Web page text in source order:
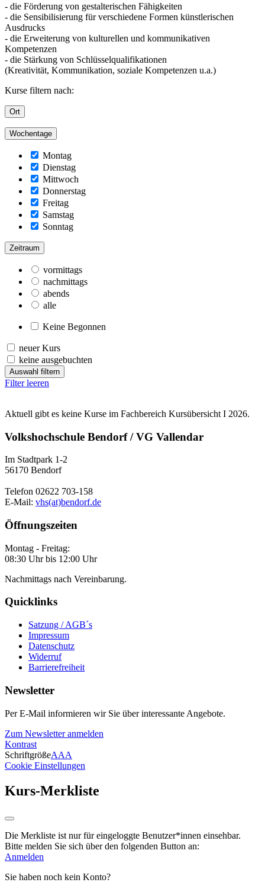
- die Förderung von gestalterischen Fähigkeiten
- die Sensibilisierung für verschiedene Formen künstlerischen
Ausdrucks
- die Erweiterung von kulturellen und kommunikativen
Kompetenzen
- die Stärkung von Schlüsselqualifikationen
(Kreativität, Kommunikation, soziale Kompetenzen u.a.)
Kurse filtern nach:
Ort
Wochentage
Montag
Dienstag
Mittwoch
Donnerstag
Freitag
Samstag
Sonntag
Zeitraum
vormittags
nachmittags
abends
alle
Keine Begonnen
neuer Kurs
keine ausgebuchten
Auswahl filtern
Filter leeren
Aktuell gibt es keine Kurse im Fachbereich Kursübersicht I 2026.
Volkshochschule Bendorf / VG Vallendar
Im Stadtpark 1-2
56170 Bendorf
Telefon 02622 703-158
E-Mail: vhs(at)bendorf.de
Öffnungszeiten
Montag - Freitag:
08:30 Uhr bis 12:00 Uhr
Nachmittags nach Vereinbarung.
Quicklinks
Satzung / AGB´s
Impressum
Datenschutz
Widerruf
Barrierefreiheit
Newsletter
Per E-Mail informieren wir Sie über interessante Angebote.
Zum Newsletter anmelden
Kontrast
SchriftgrößeAAA
Cookie Einstellungen
Kurs-Merkliste
Die Merkliste ist nur für eingeloggte Benutzer*innen einsehbar.
Bitte melden Sie sich über den folgenden Button an:
Anmelden
Sie haben noch kein Konto?